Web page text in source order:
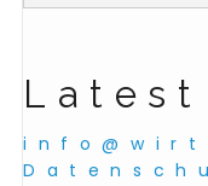
Latest